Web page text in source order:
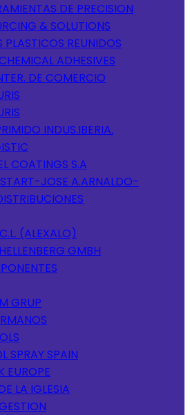
DE PRECISION
& SOLUTIONS
PLASTICOS REUNIDOS
ADHESIVES
DE COMERCIO
INDUS.IBERIA.
COATINGS S.A
JOSE A.ARNALDO-
(ALEXALO)
GMBH
GRUP
SPRAY SPAIN
EUROPE
LA IGLESIA